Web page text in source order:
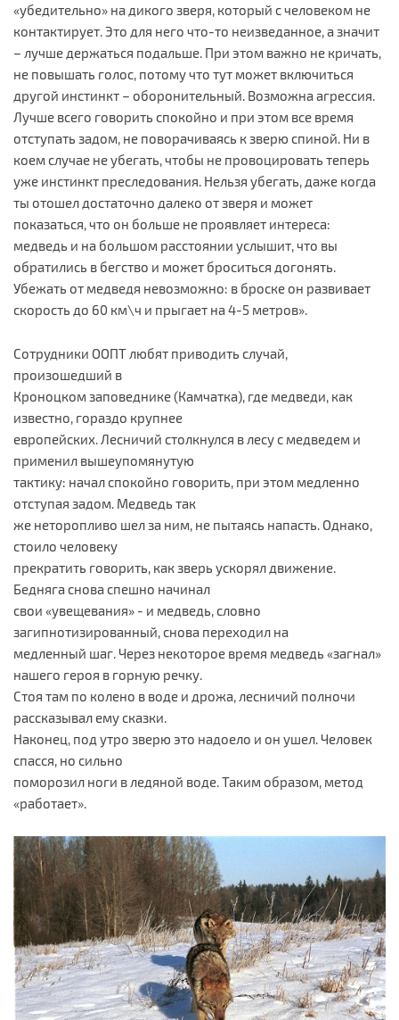
«убедительно» на дикого зверя, который с человеком не
контактирует. Это для него что-то неизведанное, а значит
– лучше держаться подальше. При этом важно не кричать,
не повышать голос, потому что тут может включиться
другой инстинкт – оборонительный. Возможна агрессия.
Лучше всего говорить спокойно и при этом все время
отступать задом, не поворачиваясь к зверю спиной. Ни в
коем случае не убегать, чтобы не провоцировать теперь
уже инстинкт преследования. Нельзя убегать, даже когда
ты отошел достаточно далеко от зверя и может
показаться, что он больше не проявляет интереса:
медведь и на большом расстоянии услышит, что вы
обратились в бегство и может броситься догонять.
Убежать от медведя невозможно: в броске он развивает
скорость до 60 км\ч и прыгает на 4-5 метров».
Сотрудники ООПТ любят приводить случай,
произошедший в
Кроноцком заповеднике (Камчатка), где медведи, как
известно, гораздо крупнее
европейских. Лесничий столкнулся в лесу с медведем и
применил вышеупомянутую
тактику: начал спокойно говорить, при этом медленно
отступая задом. Медведь так
же неторопливо шел за ним, не пытаясь напасть. Однако,
стоило человеку
прекратить говорить, как зверь ускорял движение.
Бедняга снова спешно начинал
свои «увещевания» - и медведь, словно
загипнотизированный, снова переходил на
медленный шаг. Через некоторое время медведь «загнал»
нашего героя в горную речку.
Стоя там по колено в воде и дрожа, лесничий полночи
рассказывал ему сказки.
Наконец, под утро зверю это надоело и он ушел. Человек
спасся, но сильно
поморозил ноги в ледяной воде. Таким образом, метод
«работает».